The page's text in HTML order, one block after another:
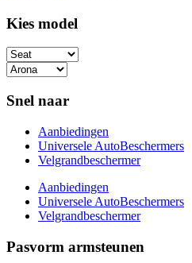
Kies model​
Snel naar
Aanbiedingen
Universele AutoBeschermers
Velgrandbeschermer
Aanbiedingen
Universele AutoBeschermers
Velgrandbeschermer
Pasvorm armsteunen